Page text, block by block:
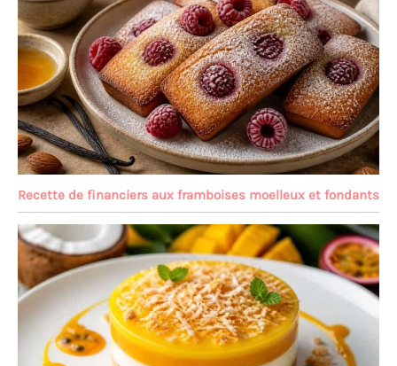
Recette de financiers aux framboises moelleux et fondants